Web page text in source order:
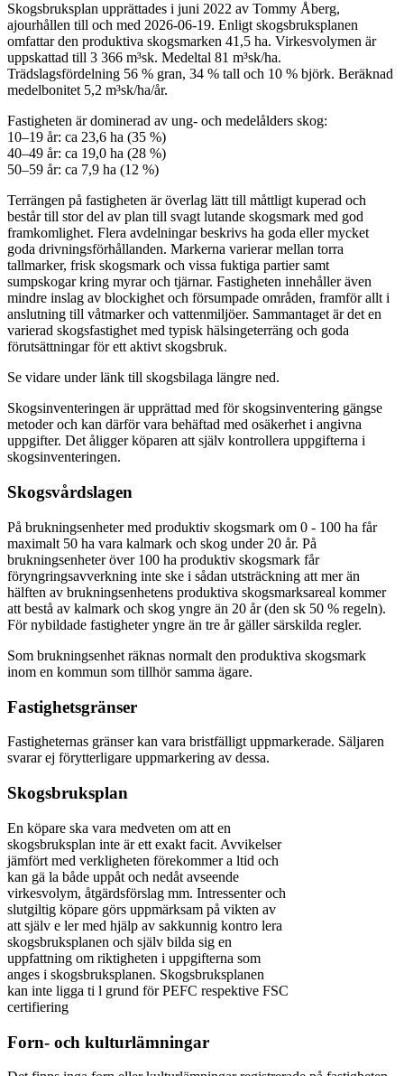
Skogsbruksplan upprättades i juni 2022 av Tommy Åberg,
ajourhållen till och med 2026-06-19. Enligt skogsbruksplanen
omfattar den produktiva skogsmarken 41,5 ha. Virkesvolymen är
uppskattad till 3 366 m³sk. Medeltal 81 m³sk/ha.
Trädslagsfördelning 56 % gran, 34 % tall och 10 % björk. Beräknad
medelbonitet 5,2 m³sk/ha/år.
Fastigheten är dominerad av ung- och medelålders skog:
10–19 år: ca 23,6 ha (35 %)
40–49 år: ca 19,0 ha (28 %)
50–59 år: ca 7,9 ha (12 %)
Terrängen på fastigheten är överlag lätt till måttligt kuperad och
består till stor del av plan till svagt lutande skogsmark med god
framkomlighet. Flera avdelningar beskrivs ha goda eller mycket
goda drivningsförhållanden. Markerna varierar mellan torra
tallmarker, frisk skogsmark och vissa fuktiga partier samt
sumpskogar kring myrar och tjärnar. Fastigheten innehåller även
mindre inslag av blockighet och försumpade områden, framför allt i
anslutning till våtmarker och vattenmiljöer. Sammantaget är det en
varierad skogsfastighet med typisk hälsingeterräng och goda
förutsättningar för ett aktivt skogsbruk.
Se vidare under länk till skogsbilaga längre ned.
Skogsinventeringen är upprättad med för skogsinventering gängse
metoder och kan därför vara behäftad med osäkerhet i angivna
uppgifter. Det åligger köparen att själv kontrollera uppgifterna i
skogsinventeringen.
Skogsvårdslagen
På brukningsenheter med produktiv skogsmark om 0 - 100 ha får
maximalt 50 ha vara kalmark och skog under 20 år. På
brukningsenheter över 100 ha produktiv skogsmark får
föryngringsavverkning inte ske i sådan utsträckning att mer än
hälften av brukningsenhetens produktiva skogsmarksareal kommer
att bestå av kalmark och skog yngre än 20 år (den sk 50 % regeln).
För nybildade fastigheter yngre än tre år gäller särskilda regler.
Som brukningsenhet räknas normalt den produktiva skogsmark
inom en kommun som tillhör samma ägare.
Fastighetsgränser
Fastigheternas gränser kan vara bristfälligt uppmarkerade. Säljaren
svarar ej förytterligare uppmarkering av dessa.
Skogsbruksplan
En köpare ska vara medveten om att en
skogsbruksplan inte är ett exakt facit. Avvikelser
jämfört med verkligheten förekommer a ltid och
kan gä la både uppåt och nedåt avseende
virkesvolym, åtgärdsförslag mm. Intressenter och
slutgiltig köpare görs uppmärksam på vikten av
att själv e ler med hjälp av sakkunnig kontro lera
skogsbruksplanen och själv bilda sig en
uppfattning om riktigheten i uppgifterna som
anges i skogsbruksplanen. Skogsbruksplanen
kan inte ligga ti l grund för PEFC respektive FSC
certifiering
Forn- och kulturlämningar